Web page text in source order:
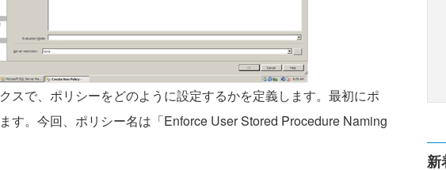
スで、ポリシーをどのように設定するかを定義します。最初にポ
す。今回、ポリシー名は「Enforce User Stored Procedure Naming
新